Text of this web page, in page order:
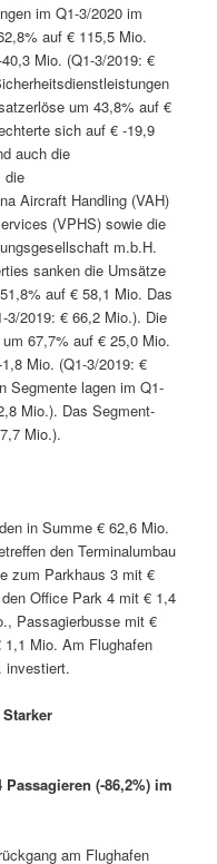
im Q1-3/2020 im
auf € 115,5 Mio.
Mio. (Q1-3/2019: €
um 43,8% auf €
sich auf € -19,9
auch die
die
Aircraft Handling (VAH)
(VPHS) sowie die
m.b.H.
sanken die Umsätze
auf € 58,1 Mio. Das
3/2019: € 66,2 Mio.). Die
67,7% auf € 25,0 Mio.
Mio. (Q1-3/2019: €
Segmente lagen im Q1-
Mio.). Das Segment-
Mio.).
in Summe € 62,6 Mio.
den Terminalumbau
zum Parkhaus 3 mit €
Office Park 4 mit € 1,4
Passagierbusse mit €
Mio. Am Flughafen
investiert.
(-86,2%) im
am Flughafen